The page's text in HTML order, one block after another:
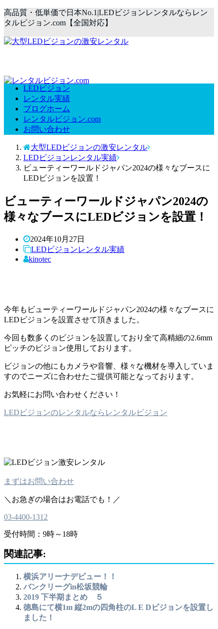
高品質・低単価で日本No.1|LEDビジョンレンタルならレン
タルビジョン.com【全国対応】
LEDビジョン
レンタル実績
ブログホーム
レンタルビジョン.com
お問い合わせ
大型LEDビジョンの激安レンタル
LEDビジョンレンタル実績
ビューティーワールドジャパン2024の様々なブースに
LEDビジョンを設置！
ビューティーワールドジャパン2024の
様々なブースにLEDビジョンを設置！
2024年10月27日
LEDビジョンレンタル実績
kinotec
今年もビューティーワールドジャパン2024の様々なブースに
LEDビジョンを設置させて頂きました。
今回も数多くのビジョンを設置しており全て高精細の2.6mm
ピッチのビジョン使用しております。
ビジョンの他にもカメラや音響、様々な機材を導入していま
すのでニーズに合わせたご提供可能となっております。
お気軽にお問い合わせください！
LEDビジョンのレンタルならレンタルビジョン
まずはお問い合わせ
＼お急ぎの場合はお電話でも！／
03-4400-1312
受付時間：9時～18時
関連記事:
横浜アリーナデビュー！！
バンクリーグin松坂競輪
2019 下半期まとめ ５
徳島にて横1m 縦2mの四角柱のL E Dビジョンを設置し
ました！